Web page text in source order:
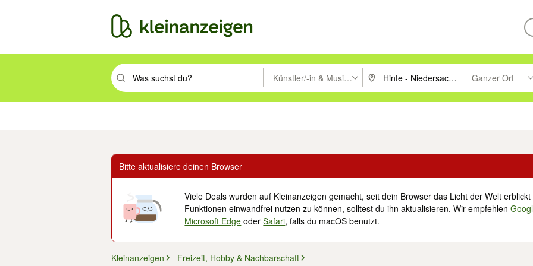
Suchbegriff eingeben. Eingabetaste drücken um zu suchen, oder Vorschläge mit den Pfeiltasten nach oben/
Künstler/-in & Musiker/-in PLZ oder Ort eingeben. Eingabetaste
Ganzer Ort
Suche im
Bitte aktualisiere deinen Browser
Viele Deals wurden auf Kleinanzeigen gemacht, seit dein Browser das Licht der Welt
Funktionen einwandfrei nutzen zu können, solltest du ihn aktualisieren. Wir empfehlen
Microsoft Edge oderSafari, falls du macOS benutzt.
Kleinanzeigen
Freizeit, Hobby & Nachbarschaft